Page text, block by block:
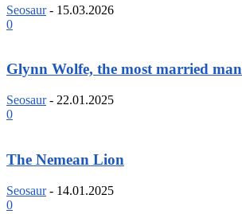
Seosaur - 15.03.2026
0
Glynn Wolfe, the most married
Seosaur - 22.01.2025
0
The Nemean Lion
Seosaur - 14.01.2025
0